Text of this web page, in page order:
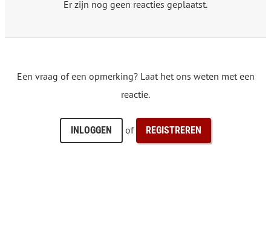
Er zijn nog geen reacties geplaatst.
Een vraag of een opmerking? Laat het ons weten met een
reactie.
INLOGGEN of REGISTREREN